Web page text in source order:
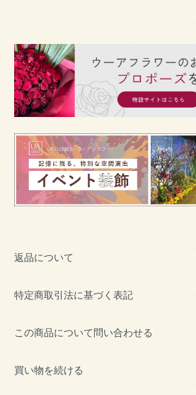
返品について
特定商取引法に基づく表記
この商品について問い合わせる
買い物を続ける